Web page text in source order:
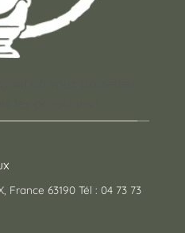
France 63190 Tél : 04 73 73